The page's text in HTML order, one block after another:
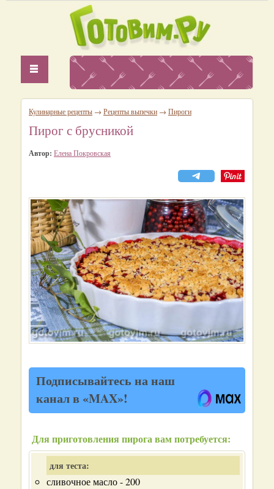
Кулинарные рецепты → Рецепты выпечки → Пироги
Пирог с брусникой
Автор: Елена Покровская
Подписывайтесь на наш
канал в «MAX»!
Для приготовления пирога вам потребуется:
для теста:
сливочное масло - 200